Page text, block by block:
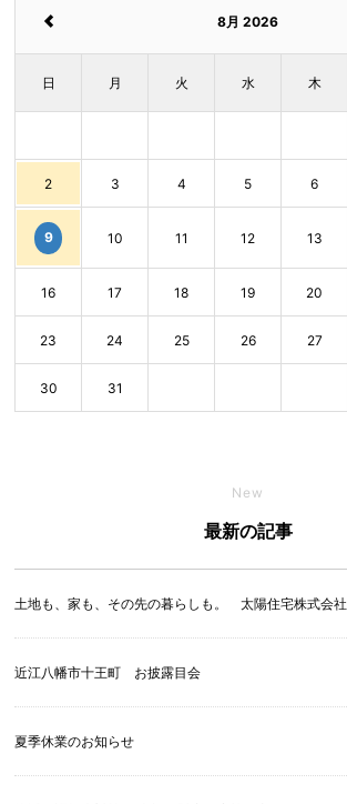
8月 2026
日 月 火 水 木
2 3 4 5 6
9 10 11 12 13
16 17 18 19 20
23 24 25 26 27
30 31
New
最新の記事
土地も、家も、その先の暮らしも。 太陽住宅株式会社
近江八幡市十王町 お披露目会
夏季休業のお知らせ